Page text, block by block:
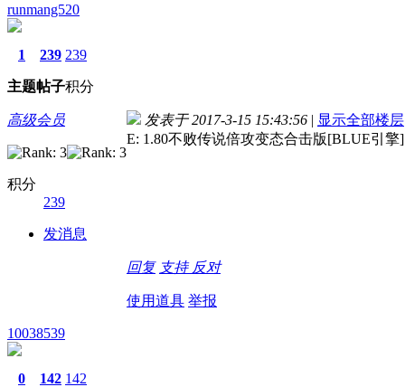
runmang520
1
主题
239
帖子
239
积分
高级会员
积分
239
发消息
发表于 2017-3-15 15:43:56 | 显示全部楼层
E: 1.80不败传说倍攻变态合击版[BLUE引擎
回复 支持 反对
使用道具 举报
10038539
0 142 142